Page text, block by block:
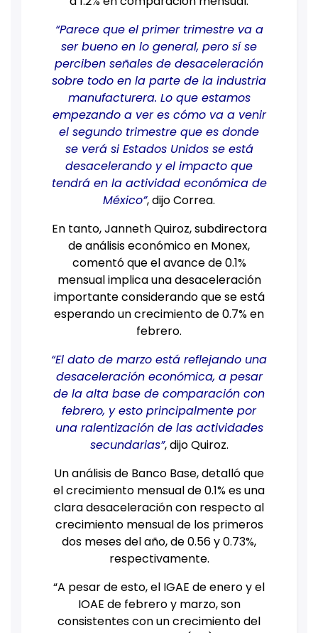
“Parece que el primer trimestre va a
ser bueno en lo general, pero sí se
perciben señales de desaceleración
sobre todo en la parte de la industria
manufacturera. Lo que estamos
empezando a ver es cómo va a venir
el segundo trimestre que es donde
se verá si Estados Unidos se está
desacelerando y el impacto que
tendrá en la actividad económica de
México”, dijo Correa.
En tanto, Janneth Quiroz, subdirectora
de análisis económico en Monex,
comentó que el avance de 0.1%
mensual implica una desaceleración
importante considerando que se está
esperando un crecimiento de 0.7% en
febrero.
“El dato de marzo está reflejando una
desaceleración económica, a pesar
de la alta base de comparación con
febrero, y esto principalmente por
una ralentización de las actividades
secundarias”, dijo Quiroz.
Un análisis de Banco Base, detalló que
el crecimiento mensual de 0.1% es una
clara desaceleración con respecto al
crecimiento mensual de los primeros
dos meses del año, de 0.56 y 0.73%,
respectivamente.
“A pesar de esto, el IGAE de enero y el
IOAE de febrero y marzo, son
consistentes con un crecimiento del